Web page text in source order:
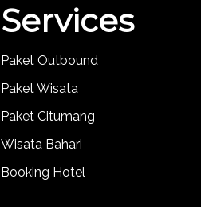
Services
Paket Outbound
Paket Wisata
Paket Citumang
Wisata Bahari
Booking Hotel